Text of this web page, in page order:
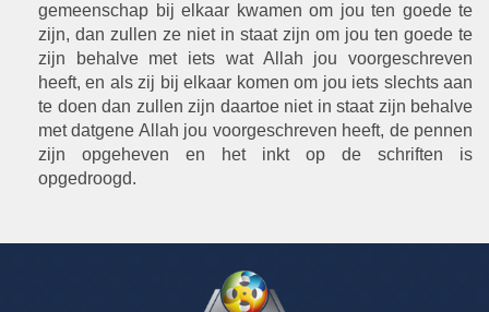
gemeenschap bij elkaar kwamen om jou ten goede te
zijn, dan zullen ze niet in staat zijn om jou ten goede te
zijn behalve met iets wat Allah jou voorgeschreven
heeft, en als zij bij elkaar komen om jou iets slechts aan
te doen dan zullen zijn daartoe niet in staat zijn behalve
met datgene Allah jou voorgeschreven heeft, de pennen
zijn opgeheven en het inkt op de schriften is
opgedroogd.